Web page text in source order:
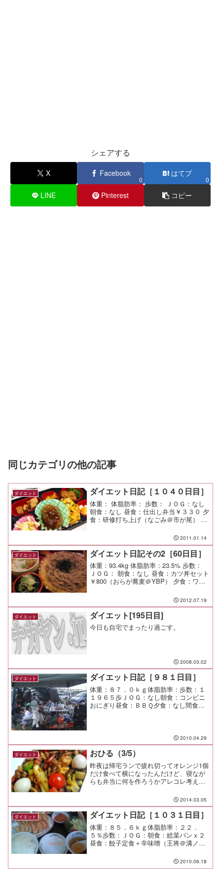
シェアする
X Facebook
0
はてブ
0
LINE Pinterest コピー
同じカテゴリの他の記事
ダイエット ダイエット日記［１０４０日目］
体重： 体脂肪率： 歩数： ＪＯＧ：なし
朝食：なし 昼食：仕出し弁当￥３３０ 夕
食：研修打ち上げ（なごみ＠市が尾） 間
たな目標が見えてきたので、もっと頑張
りたいと思う。
2011.01.14
ダイエット ダイエット日記その2［60日目］
体重：93.4kg 体脂肪率：23.5% 歩数：
ＪＯＧ： 朝食：なし 昼食：カツ丼セット
￥800（おらが蕎麦＠YBP） 夕食：ワイ
呑み過ぎて体調不良・・・腹が痛
い・・・
2012.07.19
ダイエット ダイエット[195日目]
今日も自宅でまったり過ごす。
2008.03.02
ダイエット ダイエット日記［９８１日目］
体重：８７．０ｋｇ体脂肪率：歩数：１
１９６５歩ＪＯＧ：なし朝食：コンビニ
おにぎり昼食：ＢＢＱ夕食：なし間食：
2010.04.29
ダイエット おひる（3/5）
昨夜は帰宅ランで疲れ切ってオレンジ1個
だけ食べて横になったんだけど、寝なが
らも弁当に何を作ろうかアレコレ考え
た。冷蔵庫の中身を考えながら決めた今
日の弁当は、野菜と鶏肉のXO醤炒め。
野菜はキャベツ、セロリ...
2014.03.05
ダイエット ダイエット日記［１０３１日目］
体重：８５．６ｋｇ体脂肪率：２２．
５％歩数：ＪＯＧ：朝食：総菜パンｘ２
昼食：餃子定食＋辛味噌（王将＠溝ノ
まかった。 久しぶりに食べると旨い
な。
2010.06.18